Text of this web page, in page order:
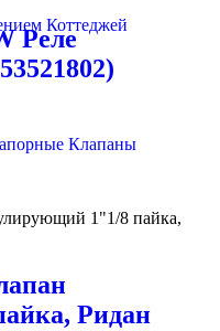
Коттеджей
Клапаны
Реле
Ридан